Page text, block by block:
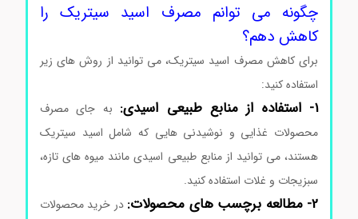
چگونه می توانم مصرف اسید سیتریک را
کاهش دهم؟
برای کاهش مصرف اسید سیتریک، می توانید از روش های زیر
استفاده کنید:اسیدسیتریک Citric acid مرک 100244
به جای مصرف
محصولات غذایی و نوشیدنی هایی که شامل اسید سیتریک
هستند، می توانید از منابع طبیعی اسیدی مانند میوه های تازه،
سبزیجات و غلات استفاده کنید.
در خرید محصولات